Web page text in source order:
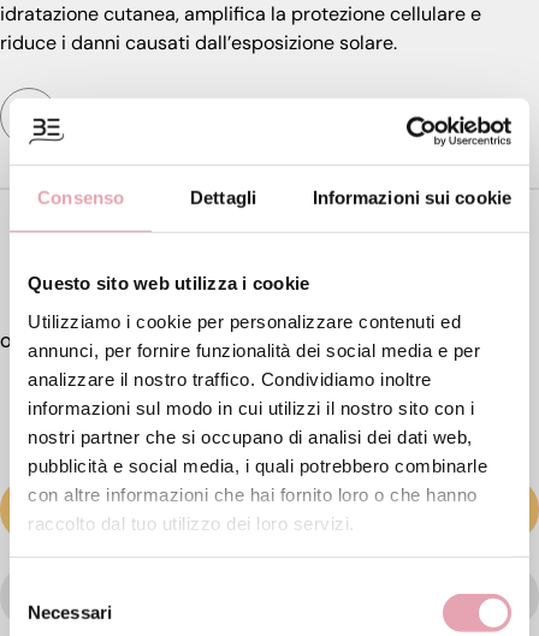
Consenso Dettagli Informazioni sui cookie
Questo sito web utilizza i cookie
Utilizziamo i cookie per personalizzare contenuti ed
annunci, per fornire funzionalità dei social media e per
analizzare il nostro traffico. Condividiamo inoltre
informazioni sul modo in cui utilizzi il nostro sito con i
nostri partner che si occupano di analisi dei dati web,
pubblicità e social media, i quali potrebbero combinarle
con altre informazioni che hai fornito loro o che hanno
raccolto dal tuo utilizzo dei loro servizi.
delNecessari
idratazione cutanea, amplifica la protezione cellulare e
riduce i danni causati dall’esposizione solare.
Formato 200ml
€ 46,
AGGIUNGI AL CARRELLO